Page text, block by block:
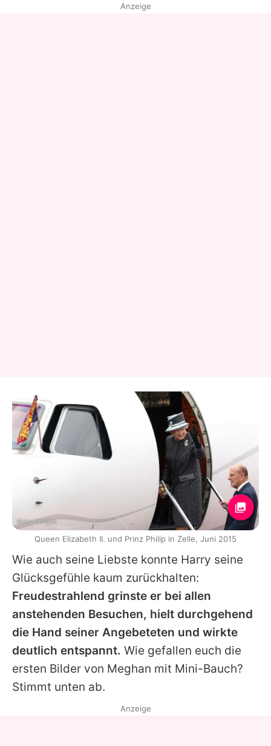
Wie auch seine Liebste konnte Harry seine
Glücksgefühle kaum zurückhalten:
Freudestrahlend grinste er bei allen
anstehenden Besuchen, hielt durchgehend
die Hand seiner Angebeteten und wirkte
deutlich entspannt. Wie gefallen euch die
ersten Bilder von Meghan mit Mini-Bauch?
Stimmt unten ab.
Anzeige
Getty Images
Queen Elizabeth II. und Prinz Philip in Zelle, Juni 2015
Anzeige